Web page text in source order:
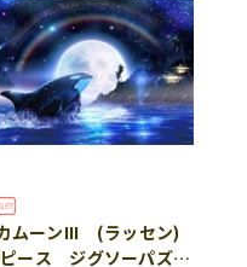
ムーンIII (ラッセン)
ース ジグソーパズ